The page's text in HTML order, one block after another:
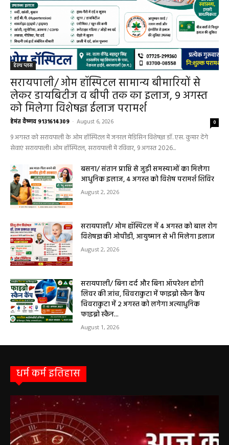
हेल्थ प्लस
सरायपाली/ ओम हॉस्पिटल सामान्य बीमारियों से
लेकर डायबिटीज व बीपी तक का इलाज, 9 अगस्त
को मिलेगा विशेषज्ञ ईलाज परामर्श
हेमंत वैष्णव 9131614309 - August 6, 2026 0
9 अगस्त को सरायपाली के ओम हॉस्पिटल में जनरल मेडिसिन विशेषज्ञ डॉ. एस. कुमार देंगे
सेवाएं सरायपाली। ओम हॉस्पिटल, सरायपाली में रविवार, 9 अगस्त 2026...
बसना/ संतान प्राप्ति से जुड़ी समस्याओं का मिलेगा
आधुनिक इलाज, 4 अगस्त को विशेष परामर्श शिविर
August 2, 2026
सरायपाली/ ओम हॉस्पिटल में 4 अगस्त को बाल रोग
विशेषज्ञ की ओपीडी, आयुष्मान से भी मिलेगा इलाज
August 2, 2026
सरायपाली/ बिना दर्द और बिना ऑपरेशन होगी
लिवर की जांच, चिवराकुटा में फाइब्रो स्कैन कैंप
चिवराकुटा में 2 अगस्त को लगेगा अत्याधुनिक
फाइब्रो स्कैन...
August 1, 2026
धर्म कर्म इतिहास